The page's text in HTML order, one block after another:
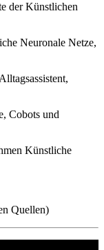
der Künstlichen
Neuronale Netze,
Cobots und
Künstliche
Quellen)